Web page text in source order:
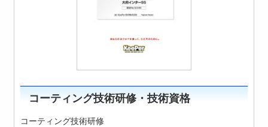
コーティング技術研修・技術資格
コーティング技術研修